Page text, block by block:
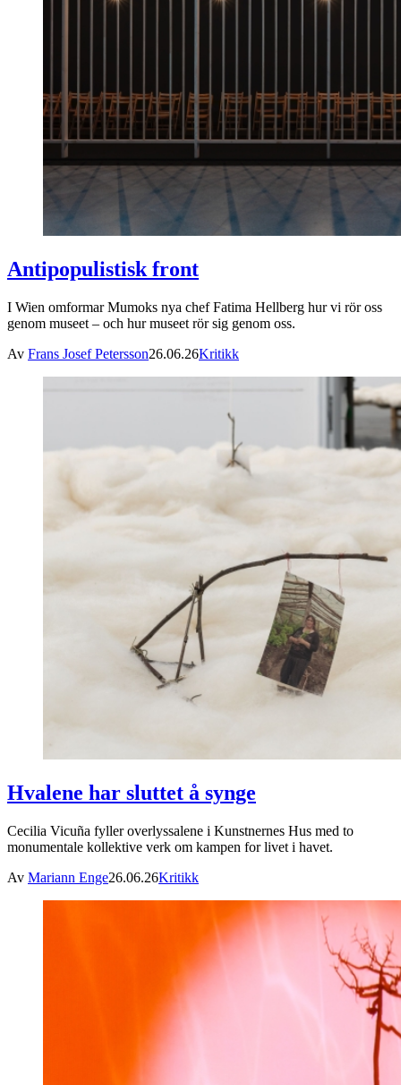
Antipopulistisk front
I Wien omformar Mumoks nya chef Fatima Hellberg hur vi rör oss
genom museet – och hur museet rör sig genom oss.
Av Frans Josef Petersson26.06.26Kritikk
Hvalene har sluttet å synge
Cecilia Vicuña fyller overlyssalene i Kunstnernes Hus med to
monumentale kollektive verk om kampen for livet i havet.
Av Mariann Enge26.06.26Kritikk